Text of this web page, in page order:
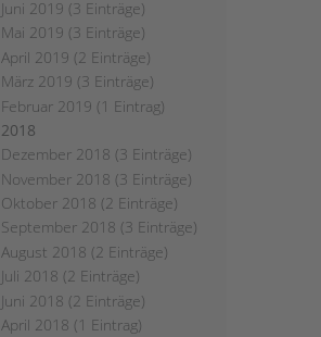
Juni 2019 (3 Einträge)
Mai 2019 (3 Einträge)
April 2019 (2 Einträge)
März 2019 (3 Einträge)
Februar 2019 (1 Eintrag)
2018
Dezember 2018 (3 Einträge)
November 2018 (3 Einträge)
Oktober 2018 (2 Einträge)
September 2018 (3 Einträge)
August 2018 (2 Einträge)
Juli 2018 (2 Einträge)
Juni 2018 (2 Einträge)
April 2018 (1 Eintrag)